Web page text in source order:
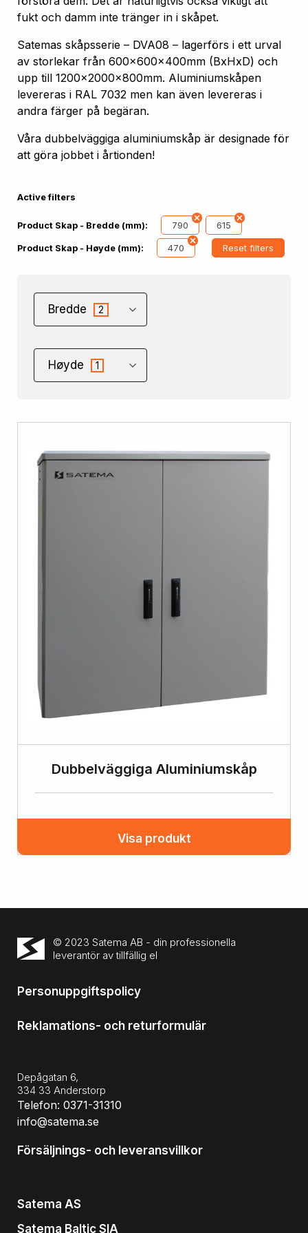
fukt och damm inte tränger in i skåpet.
Satemas skåpsserie – DVA08 – lagerförs i ett urval
av storlekar från 600x600x400mm (BxHxD) och
upp till 1200x2000x800mm. Aluminiumskåpen
levereras i RAL 7032 men kan även levereras i
andra färger på begäran.
Våra dubbelväggiga aluminiumskåp är designade för
att göra jobbet i årtionden!
Active filters
Product Skap - Bredde (mm): 790 615
Product Skap - Høyde (mm): 470 Reset filters
Bredde 2
Høyde 1
Dubbelväggiga Aluminiumskåp
Visa produkt
© 2023 Satema AB - din professionella
leverantör av tillfällig el
Personuppgiftspolicy
Reklamations- och returformulär
Depågatan 6,
334 33 Anderstorp
Telefon: 0371-31310
info@satema.se
Försäljnings- och leveransvillkor
Satema AS
Satema Baltic SIA